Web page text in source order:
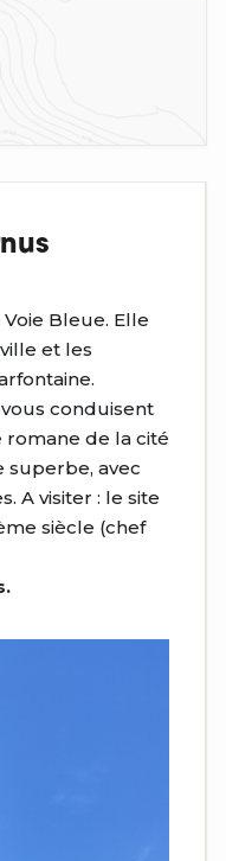
Bleue. Elle
et les
conduisent
romane de la cité
superbe, avec
A visiter : le site
siècle (chef